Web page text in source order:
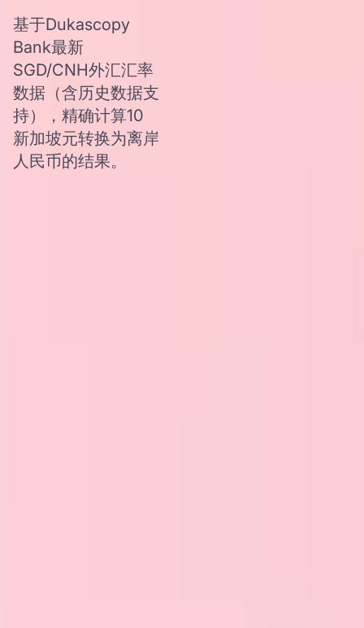
基于Dukascopy
Bank最新
SGD/CNH外汇汇率
数据（含历史数据支
持），精确计算10
新加坡元转换为离岸
人民币的结果。